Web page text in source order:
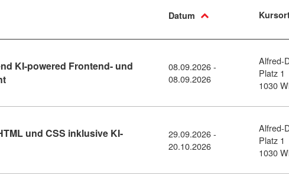
Datum
KI-powered Frontend- und
Kursdetail: Informationsabend KI-powered Frontend- und
08.09.2026 -
08.09.2026
Alfred-
Platz 1
1030
und CSS inklusive KI-
Webdesign mit HTML und CSS inklusive KI-Unterstützung
29.09.2026 -
20.10.2026
Alfred-
Platz 1
1030